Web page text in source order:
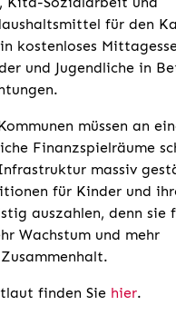
für den
kostenloses
und Jugendliche in
müssen an
Finanzspielräume
massiv
für Kinder und
auszahlen, denn sie
Wachstum und mehr
finden Sie hier.